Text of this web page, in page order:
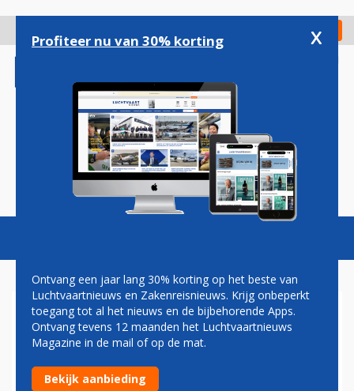
gaan
Check in
Magazine Podcasts Vacatures
BOEING ONTHULT
PASSAGIERGERICHT
INTERIEUR 7E7
Profiteer nu van 30% korting x
Ontvang een jaar lang 30% korting op het beste van
Luchtvaartnieuws en Zakenreisnieuws. Krijg onbeperkt
toegang tot al het nieuws en de bijbehorende Apps.
Ontvang tevens 12 maanden het Luchtvaartnieuws
Magazine in de mail of op de mat.
Bekijk aanbieding